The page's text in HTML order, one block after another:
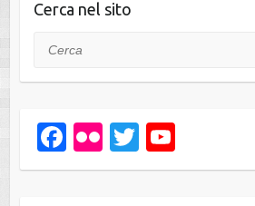
Cerca nel sito
Cerca
F
a
Fl
ic
T
wi o